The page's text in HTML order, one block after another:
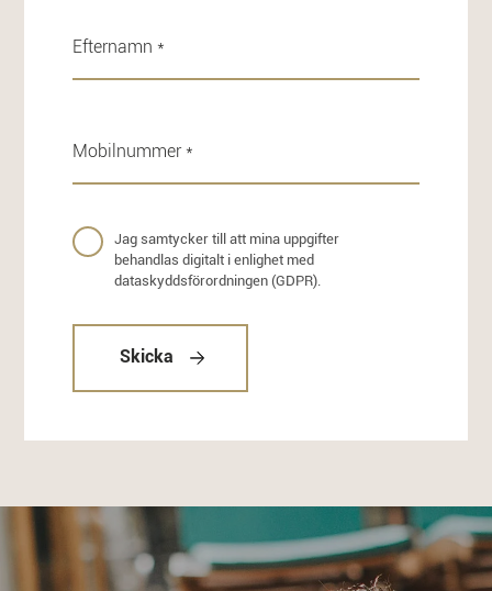
Jag samtycker till att mina uppgifter
behandlas digitalt i enlighet med
dataskyddsförordningen (GDPR).
Skicka